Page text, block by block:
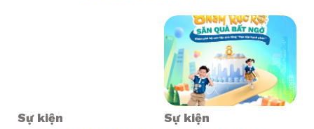
Sự kiện Sự kiện